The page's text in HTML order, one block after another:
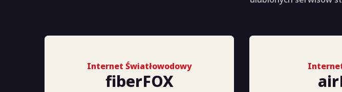
Internet Światłowodowy
fiberFOX